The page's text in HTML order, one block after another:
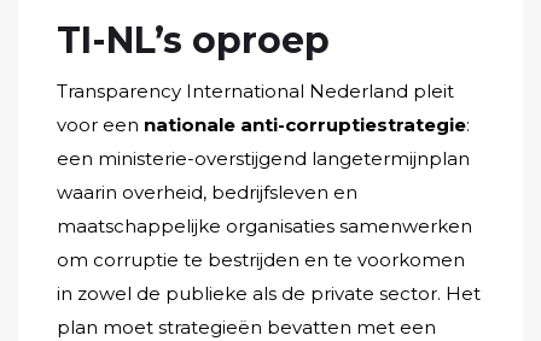
TI-NL’s oproep
Transparency International Nederland pleit
voor een nationale anti-corruptiestrategie:
een ministerie-overstijgend langetermijnplan
waarin overheid, bedrijfsleven en
maatschappelijke organisaties samenwerken
om corruptie te bestrijden en te voorkomen
in zowel de publieke als de private sector. Het
plan moet strategieën bevatten met een